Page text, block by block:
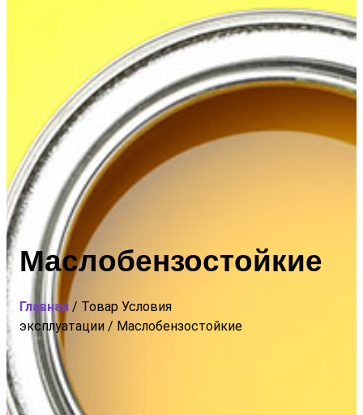
Маслобензостойкие
Главная / Товар Условия
эксплуатации / Маслобензостойкие